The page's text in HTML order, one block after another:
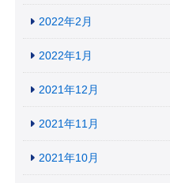
2022年2月
2022年1月
2021年12月
2021年11月
2021年10月